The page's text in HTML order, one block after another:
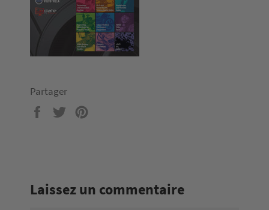
Partager
PartagerTweeter
Laissez un commentaire